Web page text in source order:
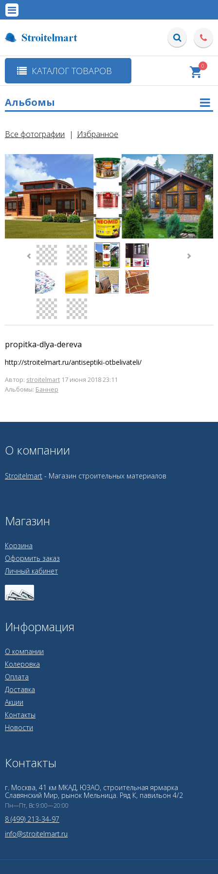
КАТАЛОГ ТОВАРОВ 0
Все фотографии Избранное
propitka-dlya-dereva
http://stroitelmart.ru/antiseptiki-otbelivateli/
Автор: stroitelmart 17 июня 2018 23:11
Альбомы: Баннер
Альбомы
О компании
Stroitelmart - Магазин строительных материалов
Магазин
Корзина
Оформить заказ
Личный кабинет
Информация
О компании
Колеровка
Оплата
Доставка
Акции
Контакты
Новости
Контакты
г. Москва, 41 км МКАД, ЮЗАО, строительная ярмарка
Славянский Мир, рынок Мельница. Ряд К, павильон 4/2
Пн—Пт, Вс 9:00—20:00
8 (499) 213-34-97
info@stroitelmart.ru